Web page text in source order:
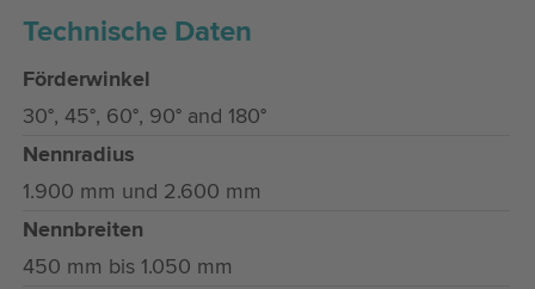
Technische Daten
Förderwinkel
30°, 45°, 60°, 90° and 180°
Nennradius
1.900 mm und 2.600 mm
Nennbreiten
450 mm bis 1.050 mm